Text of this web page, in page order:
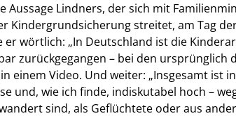
Aussage Lindners, der sich mit
Kindergrundsicherung streitet, am Tag
er wörtlich: „In Deutschland ist die
zurückgegangen – bei den ursprünglich
einem Video. Und weiter: „Insgesamt ist
und, wie ich finde, indiskutabel hoch –
sind, als Geflüchtete oder aus